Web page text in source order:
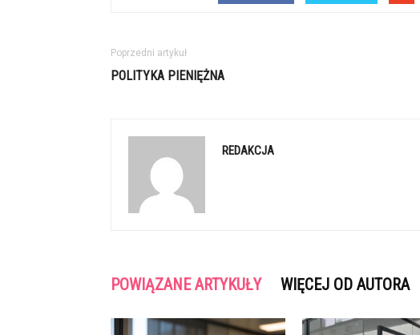
Poprzedni artykuł
POLITYKA PIENIĘŻNA
REDAKCJA
POWIĄZANE ARTYKUŁY WIĘCEJ OD AUTORA